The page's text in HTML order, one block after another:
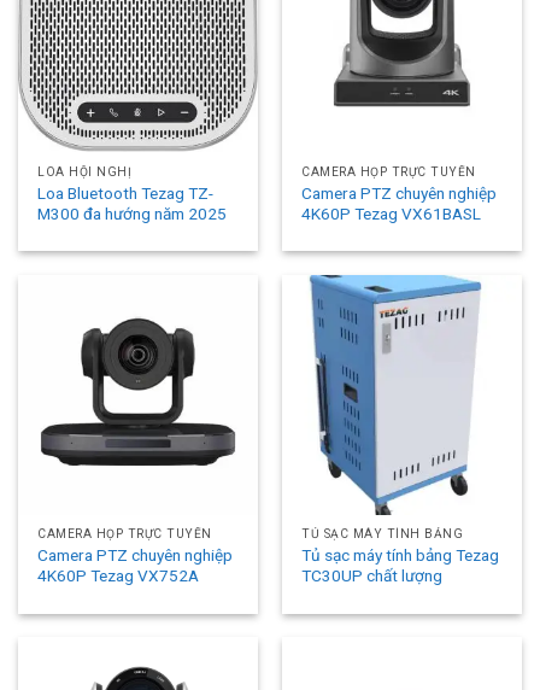
LOA HỘI NGHỊ
Loa Bluetooth Tezag TZ-
M300 đa hướng năm 2025
CAMERA HỌP TRỰC TUYẾN
Camera PTZ chuyên nghiệp
4K60P Tezag VX61BASL
CAMERA HỌP TRỰC TUYẾN
Camera PTZ chuyên nghiệp
4K60P Tezag VX752A
TỦ SẠC MÁY TÍNH BẢNG
Tủ sạc máy tính bảng Tezag
TC30UP chất lượng